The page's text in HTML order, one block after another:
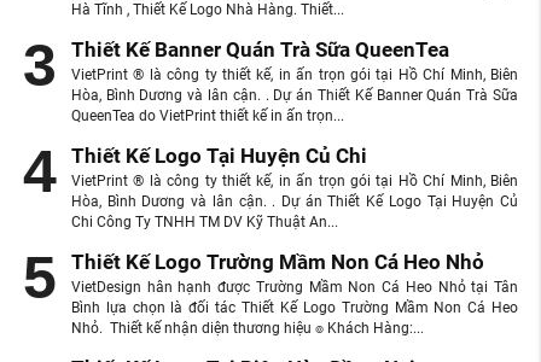
Hà Tĩnh , Thiết Kế Logo Nhà Hàng. Thiết...
Thiết Kế Banner Quán Trà Sữa QueenTea
VietPrint ® là công ty thiết kế, in ấn trọn gói tại Hồ Chí Minh, Biên
Hòa, Bình Dương và lân cận. . Dự án Thiết Kế Banner Quán Trà Sữa
QueenTea do VietPrint thiết kế in ấn trọn...
Thiết Kế Logo Tại Huyện Củ Chi
VietPrint ® là công ty thiết kế, in ấn trọn gói tại Hồ Chí Minh, Biên
Hòa, Bình Dương và lân cận. . Dự án Thiết Kế Logo Tại Huyện Củ
Chi Công Ty TNHH TM DV Kỹ Thuật An...
Thiết Kế Logo Trường Mầm Non Cá Heo Nhỏ
VietDesign hân hạnh được Trường Mầm Non Cá Heo Nhỏ tại Tân
Bình lựa chọn là đối tác Thiết Kế Logo Trường Mầm Non Cá Heo
Nhỏ. Thiết kế nhận diện thương hiệu ๏ Khách Hàng:...